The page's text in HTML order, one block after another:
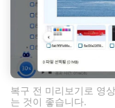
복구 전 미리보기로 영
는 것이 좋습니다.